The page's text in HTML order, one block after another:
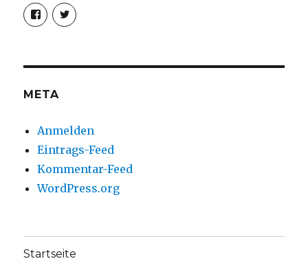
Profil
von
christoph.fleischer1
anzeigen
Profil
von
anzeigen
META
Anmelden
Eintrags-Feed
Kommentar-Feed
WordPress.org
Startseite